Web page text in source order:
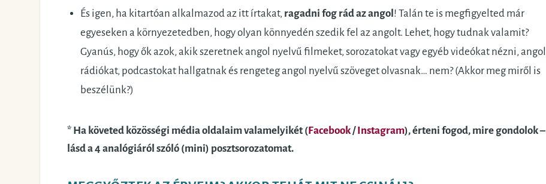
És igen, ha kitartóan alkalmazod az itt írtakat, ragadni fog rád az angol! Talán te is megfigyelted már
egyeseken a környezetedben, hogy olyan könnyedén szedik fel az angolt. Lehet, hogy tudnak valamit?
Gyanús, hogy ők azok, akik szeretnek angol nyelvű filmeket, sorozatokat vagy egyéb videókat nézni, angol
rádiókat, podcastokat hallgatnak és rengeteg angol nyelvű szöveget olvasnak… nem? (Akkor meg miről is
beszélünk?)
* Ha követed közösségi média oldalaim valamelyikét (Facebook/Instagram), érteni fogod, mire gondolok –
lásd a 4 analógiáról szóló (mini) posztsorozatomat.